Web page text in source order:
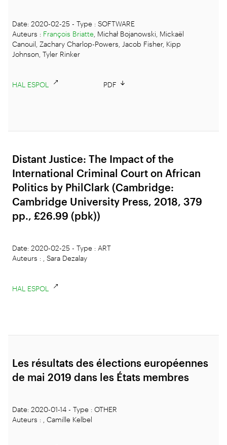
Date: 2020-02-25 - Type : SOFTWARE
Auteurs : François Briatte , Michał Bojanowski, Mickaël
Canouil, Zachary Charlop-Powers, Jacob Fisher, Kipp
Johnson, Tyler Rinker
HAL ESPOL PDF
Distant Justice: The Impact of the
International Criminal Court on African
Politics by PhilClark (Cambridge:
Cambridge University Press, 2018, 379
pp., £26.99 (pbk))
Date: 2020-02-25 - Type : ART
Auteurs : , Sara Dezalay
HAL ESPOL
Les résultats des élections européennes
de mai 2019 dans les États membres
Date: 2020-01-14 - Type : OTHER
Auteurs : , Camille Kelbel